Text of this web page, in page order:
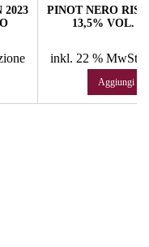
2023
PINOT NERO
13,5% VOL.
inkl. 22 % MwSt.
Aggiungi al